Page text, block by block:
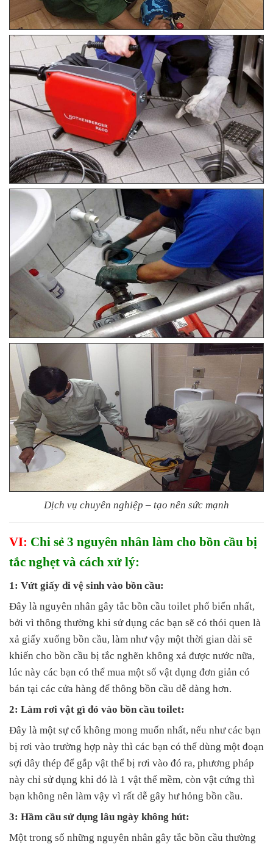
Dịch vụ chuyên nghiệp – tạo nên sức mạnh
VI: Chi sẻ 3 nguyên nhân làm cho bồn cầu bị
tắc nghẹt và cách xử lý:
1: Vứt giấy đi vệ sinh vào bồn cầu:
Đây là nguyên nhân gây tắc bồn cầu toilet phổ biến nhất,
bởi vì thông thường khi sử dụng các bạn sẽ có thói quen là
xả giấy xuống bồn cầu, làm như vậy một thời gian dài sẽ
khiến cho bồn cầu bị tắc nghẽn không xả được nước nữa,
lúc này các bạn có thể mua một số vật dụng đơn giản có
bán tại các cửa hàng để thông bồn cầu dễ dàng hơn.
2: Làm rơi vật gì đó vào bồn cầu toilet:
Đây là một sự cố không mong muốn nhất, nếu như các bạn
bị rơi vào trường hợp này thì các bạn có thể dùng một đoạn
sợi dây thép để gắp vật thể bị rơi vào đó ra, phương pháp
này chỉ sử dụng khi đó là 1 vật thể mềm, còn vật cứng thì
bạn không nên làm vậy vì rất dễ gây hư hỏng bồn cầu.
3: Hầm cầu sử dụng lâu ngày không hút:
Một trong số những nguyên nhân gây tắc bồn cầu thường